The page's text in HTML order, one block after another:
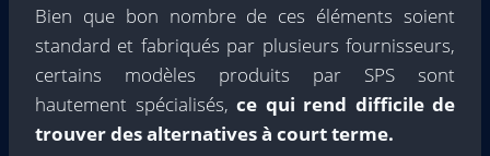
Bien que bon nombre de ces éléments soient
standard et fabriqués par plusieurs fournisseurs,
certains modèles produits par SPS sont
hautement spécialisés, ce qui rend difficile de
trouver des alternatives à court terme.